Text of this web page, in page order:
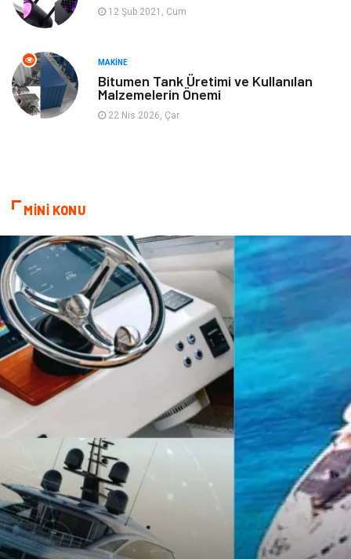
Mobilya Aksesuar
Anne Çocuk
Tekstil Hediyelik Eşya
Bitkisel Ürünler
Spor Malzemeleri Bebek Giyim
12 Şub 2021, Cum
MAKINE
Bitumen Tank Üretimi ve Kullanılan
Malzemelerin Önemi
22 Nis 2026, Çar
MİNİ KONU